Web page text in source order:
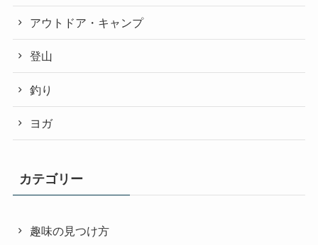
アウトドア・キャンプ
登山
釣り
ヨガ
カテゴリー
趣味の見つけ方